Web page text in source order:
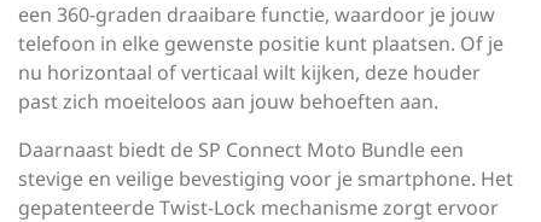
een 360-graden draaibare functie, waardoor je jouw
telefoon in elke gewenste positie kunt plaatsen. Of je
nu horizontaal of verticaal wilt kijken, deze houder
past zich moeiteloos aan jouw behoeften aan.
Daarnaast biedt de SP Connect Moto Bundle een
stevige en veilige bevestiging voor je smartphone. Het
gepatenteerde Twist-Lock mechanisme zorgt ervoor